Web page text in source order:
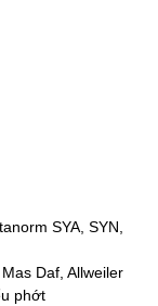
SYA, SYN,
Daf, Allweiler
phớt